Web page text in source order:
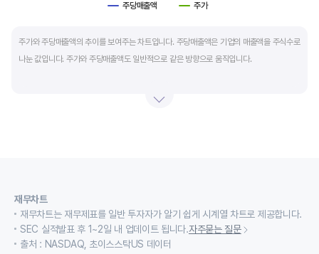
주당매출액 주가
주가와 주당매출액의 추이를 보여주는 차트입니다. 주당매출액은 기업의 매출액을 주식수로
나눈 값입니다. 주가와 주당매출액도 일반적으로 같은 방향으로 움직입니다.
재무차트
재무차트는 재무제표를 일반 투자자가 알기 쉽게 시계열 차트로 제공합니다.
SEC 실적발표 후 1~2일 내 업데이트 됩니다.자주묻는 질문
출처 : NASDAQ, 초이스스탁US 데이터